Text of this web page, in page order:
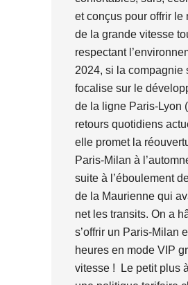
et conçus pour offrir le
de la grande vitesse
respectant
2024, si la compagnie
focalise sur le
de la ligne Paris-Lyon
retours quotidiens
elle promet la
Paris-Milan à
suite à l’éboulement
de la Maurienne qui
net les transits. On a
s’offrir un Paris-Milan
heures en mode VIP
vitesse ! Le petit plus